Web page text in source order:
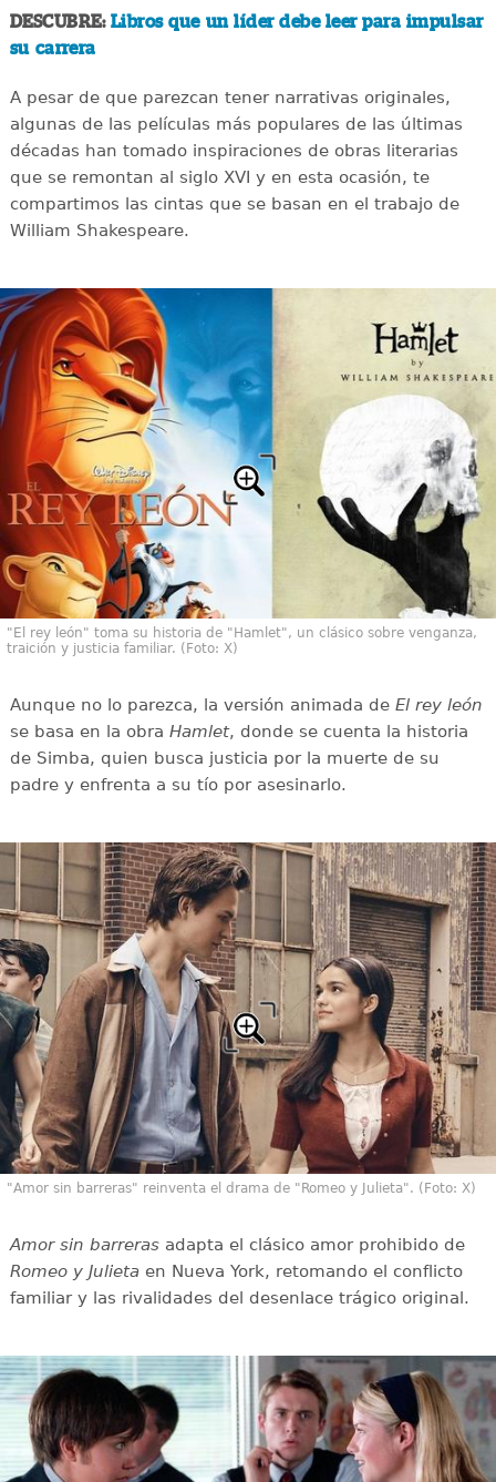
DESCUBRE: Libros que un líder debe leer para impulsar
su carrera
A pesar de que parezcan tener narrativas originales,
algunas de las películas más populares de las últimas
décadas han tomado inspiraciones de obras literarias
que se remontan al siglo XVI y en esta ocasión, te
compartimos las cintas que se basan en el trabajo de
William Shakespeare.
"El rey león" toma su historia de "Hamlet", un clásico sobre venganza,
traición y justicia familiar. (Foto: X)
Aunque no lo parezca, la versión animada deEl rey león
se basa en la obra Hamlet, donde se cuenta la historia
de Simba, quien busca justicia por la muerte de su
padre y enfrenta a su tío por asesinarlo.
"Amor sin barreras" reinventa el drama de "Romeo y Julieta". (Foto: X)
Amor sin barrerasadapta el clásico amor prohibido de
Romeo y Julietaen Nueva York, retomando el conflicto
familiar y las rivalidades del desenlace trágico original.